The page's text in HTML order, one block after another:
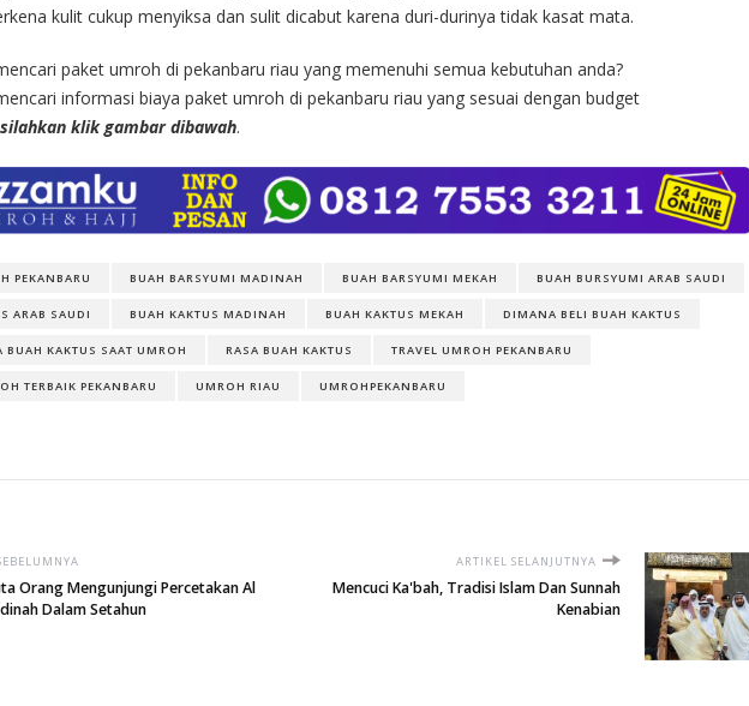
kulit cukup menyiksa dan sulit dicabut karena duri-durinya tidak kasat mata.
paket umroh di pekanbaru riau yang memenuhi semua kebutuhan anda?
informasi biaya paket umroh di pekanbaru riau yang sesuai dengan budget
silahkan klik gambar dibawah.
PEKANBARU BUAH BARSYUMI MADINAH BUAH BARSYUMI MEKAH BUAH BURSYUMI ARAB SAUDI
ARAB SAUDI BUAH KAKTUS MADINAH BUAH KAKTUS MEKAH DIMANA BELI BUAH KAKTUS
BUAH KAKTUS SAAT UMROH RASA BUAH KAKTUS TRAVEL UMROH PEKANBARU
TERBAIK PEKANBARU UMROH RIAU UMROHPEKANBARU
Orang Mengunjungi Percetakan Al
Dalam Setahun
ARTIKEL SELANJUTNYA
Mencuci Ka'bah, Tradisi Islam Dan Sunnah
Kenabian